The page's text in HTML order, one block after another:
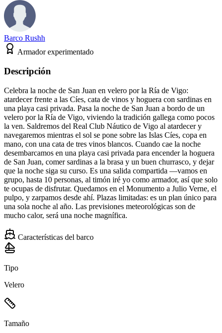
Barco Rushh
Armador experimentado
Descripción
Celebra la noche de San Juan en velero por la Ría de Vigo:
atardecer frente a las Cíes, cata de vinos y hoguera con sardinas en
una playa casi privada. Pasa la noche de San Juan a bordo de un
velero por la Ría de Vigo, viviendo la tradición gallega como pocos
la ven. Saldremos del Real Club Náutico de Vigo al atardecer y
navegaremos mientras el sol se pone sobre las Islas Cíes, copa en
mano, con una cata de tres vinos blancos. Cuando cae la noche
desembarcamos en una playa casi privada para encender la hoguera
de San Juan, comer sardinas a la brasa y un buen churrasco, y dejar
que la noche siga su curso. Es una salida compartida —vamos en
grupo, hasta 10 personas, al timón iré yo como armador, así que solo
te ocupas de disfrutar. Quedamos en el Monumento a Julio Verne, el
pulpo, y zarpamos desde ahí. Plazas limitadas: es un plan único para
una sola noche al año. Las previsiones meteorológicas son de
mucho calor, será una noche magnífica.
Características del barco
Tipo
Velero
Tamaño